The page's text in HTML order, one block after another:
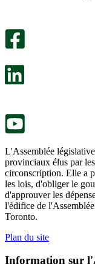
L'Assemblée
provinciaux élus par
circonscription. Elle a
les lois, d'obliger le
d'approuver les
l'édifice de
Toronto.
Plan du site
Information sur